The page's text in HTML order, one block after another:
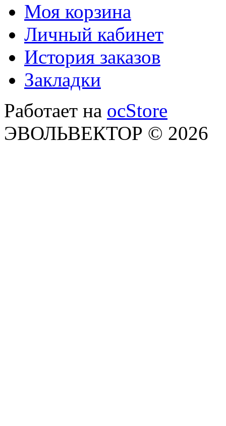
Моя корзина
Личный кабинет
История заказов
Закладки
Работает на ocStore
ЭВОЛЬВЕКТОР © 2026